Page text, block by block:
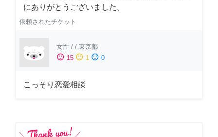
にありがとうございました。
依頼されたチケット
女性 / / 東京都
sentiment_satisfied 15 sentiment_neutral 1 sentiment_dissatisfied 0
こっそり恋愛相談